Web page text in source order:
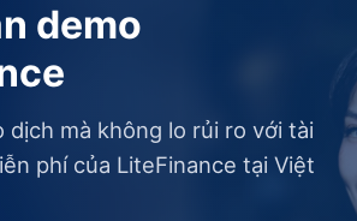
demo
dịch mà không lo rủi ro với tài
phí của LiteFinance tại Việt